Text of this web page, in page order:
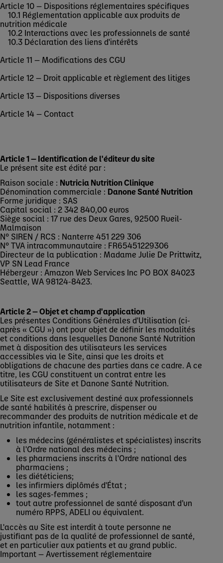
Article 10 — Dispositions réglementaires spécifiques
10.1 Réglementation applicable aux produits de
nutrition médicale
10.2 Interactions avec les professionnels de santé
10.3 Déclaration des liens d'intérêts
Article 11 — Modifications des CGU
Article 12 — Droit applicable et règlement des litiges
Article 13 — Dispositions diverses
Article 14 — Contact
Article 1 — Identification de l'éditeur du site
Le présent site est édité par :
Raison sociale : Nutricia Nutrition Clinique
Dénomination commerciale : Danone Santé Nutrition
Forme juridique : SAS
Capital social : 2 342 840,00 euros
Siège social : 17 rue des Deux Gares, 92500 Rueil-
Malmaison
N° SIREN / RCS : Nanterre 451 229 306
N° TVA intracommunautaire : FR65451229306
Directeur de la publication : Madame Julie De Prittwitz,
VP SN Lead France
Hébergeur : Amazon Web Services Inc PO BOX 84023
Seattle, WA 98124-8423.
Article 2 — Objet et champ d'application
Les présentes Conditions Générales d'Utilisation (ci-
après « CGU ») ont pour objet de définir les modalités
et conditions dans lesquelles Danone Santé Nutrition
met à disposition des utilisateurs les services
accessibles via le Site, ainsi que les droits et
obligations de chacune des parties dans ce cadre. A ce
titre, les CGU constituent un contrat entre les
utilisateurs de Site et Danone Santé Nutrition.
Le Site est exclusivement destiné aux professionnels
de santé habilités à prescrire, dispenser ou
recommander des produits de nutrition médicale et de
nutrition infantile, notamment :
les médecins (généralistes et spécialistes) inscrits
à l'Ordre national des médecins ;
les pharmaciens inscrits à l'Ordre national des
pharmaciens ;
les diététiciens;
les infirmiers diplômés d'État ;
les sages-femmes ;
tout autre professionnel de santé disposant d’un
numéro RPPS, ADELI ou équivalent.
L'accès au Site est interdit à toute personne ne
justifiant pas de la qualité de professionnel de santé,
et en particulier aux patients et au grand public.
Important — Avertissement réglementaire